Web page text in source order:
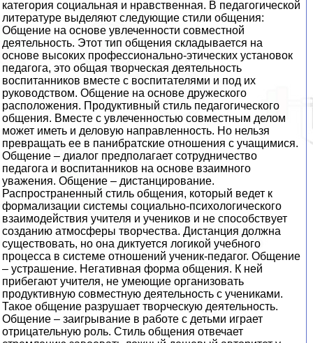
категория социальная и нравственная. В педагогической
литературе выделяют следующие стили общения:
Общение на основе увлеченности совместной
деятельность. Этот тип общения складывается на
основе высоких профессионально-этических установок
педагога, это общая творческая деятельность
воспитанников вместе с воспитателями и под их
руководством. Общение на основе дружеского
расположения. Продуктивный стиль педагогического
общения. Вместе с увлеченностью совместным делом
может иметь и деловую направленность. Но нельзя
превращать ее в панибратские отношения с учащимися.
Общение – диалог предполагает сотрудничество
педагога и воспитанников на основе взаимного
уважения. Общение – дистанцирование.
Распространенный стиль общения, который ведет к
формализации системы социально-психологического
взаимодействия учителя и учеников и не способствует
созданию атмосферы творчества. Дистанция должна
существовать, но она диктуется логикой учебного
процесса в системе отношений ученик-педагог. Общение
– устрашение. Негативная форма общения. К ней
прибегают учителя, не умеющие организовать
продуктивную совместную деятельность с учениками.
Такое общение разрушает творческую деятельность.
Общение – заигрывание в работе с детьми играет
отрицательную роль. Стиль общения отвечает